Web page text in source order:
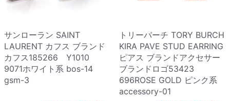
サンローラン SAINT
LAURENT カフス ブランド
カフス185266 Y1010
9071ホワイト系 bos-14
gsm-3
トリーバーチ TORY BURCH
KIRA PAVE STUD EARRING
ピアス ブランドアクセサー
ブランドロゴ53423
696ROSE GOLD ピンク系
accessory-01